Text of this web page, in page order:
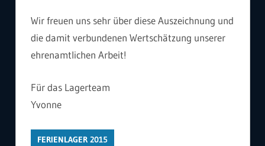
Wir freuen uns sehr über diese Auszeichnung und
die damit verbundenen Wertschätzung unserer
ehrenamtlichen Arbeit!
Für das Lagerteam
Yvonne
FERIENLAGER 2015